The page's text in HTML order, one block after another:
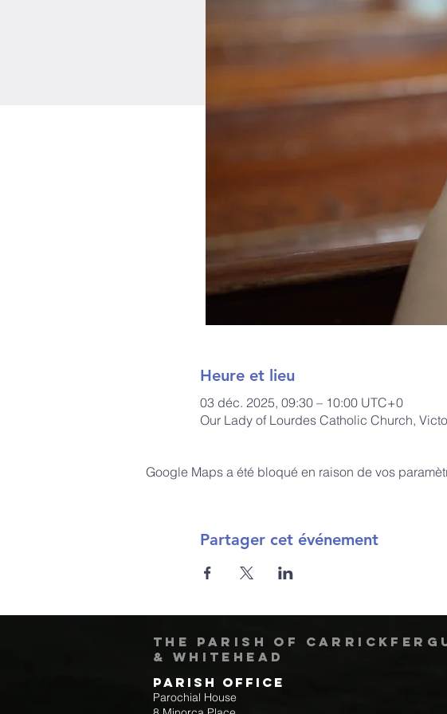
Heure et lieu
03 déc. 2025, 09:30 – 10:00 UTC+0
Our Lady of Lourdes Catholic Church,
Google Maps a été bloqué en raison de vos
Partager cet événement
The Parish of
& Whitehead
Parish Office
Parochial House